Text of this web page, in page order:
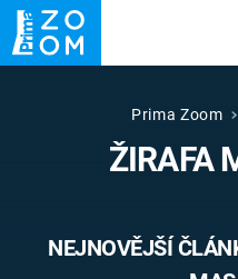
ZRÁDCI UFO
VETŘELCI
Prima Zoom
ŽIRAFA
NEJNOVĚJŠÍ